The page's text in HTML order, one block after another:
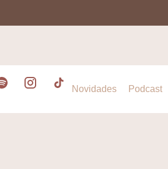
Novidades Podcast